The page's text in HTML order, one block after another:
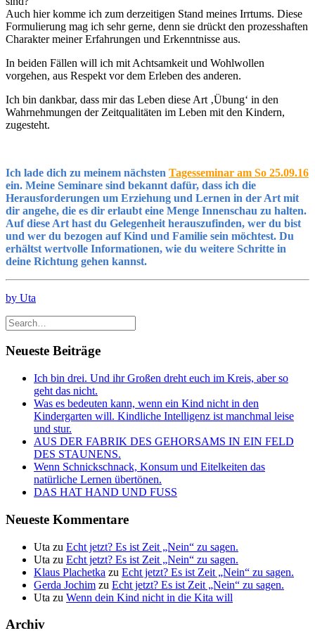
Auch hier komme ich zum derzeitigen Stand meines Irrtums. Diese
Formulierung mag ich sehr gerne, denn sie drückt den prozesshaften
Charakter meiner Erfahrungen und Erkenntnisse aus.
In beiden Fällen will ich mit Achtsamkeit und Wohlwollen
vorgehen, aus Respekt vor dem Erleben des anderen.
Ich bin dankbar, dass mir das Leben diese Art ‚Übung‘ in den
Wahrnehmungen der Zeitqualitäten im Leben mit den Kindern,
zugesteht.
Ich lade dich zu meinem nächsten Tagesseminar am So 25.09.16
ein. Meine Seminare sind bekannt dafür, dass ich die
Herausforderungen um Erziehung und Lernen in der Art mit
dir angehe, die es dir erlaubt eine Menge Innenschau zu halten.
Auf diese Art hast du Gelegenheit herauszufinden, wer du bist
und wer du bezogen auf Kind und Familie sein möchtest. Du
erhältst wertvolle Informationen, wie du weitere Schritte in
deine Richtung gehen kannst.
by Uta
Neueste Beiträge
Ich bin drei. Und ihr Großen dreht euch im Kreis, aber so
geht das nicht.
Was es bedeuten kann, wenn ein Kind nicht in den
Kindergarten will. Kindliche Intelligenz ist manchmal leise
und stur.
AUS DER FABRIK DES GEHORSAMS IN EIN FELD
DES STAUNENS.
Wenn Schnickschnack, Konsum und Eitelkeiten das
natürliche Lernen übertönen.
DAS HAT HAND UND FUSS
Neueste Kommentare
Uta zu Echt jetzt? Es ist Zeit „Nein“ zu sagen.
Uta zu Echt jetzt? Es ist Zeit „Nein“ zu sagen.
Klaus Plachetka zu Echt jetzt? Es ist Zeit „Nein“ zu sagen.
Gerda Jochim zu Echt jetzt? Es ist Zeit „Nein“ zu sagen.
Uta zu Wenn dein Kind nicht in die Kita will
Archiv